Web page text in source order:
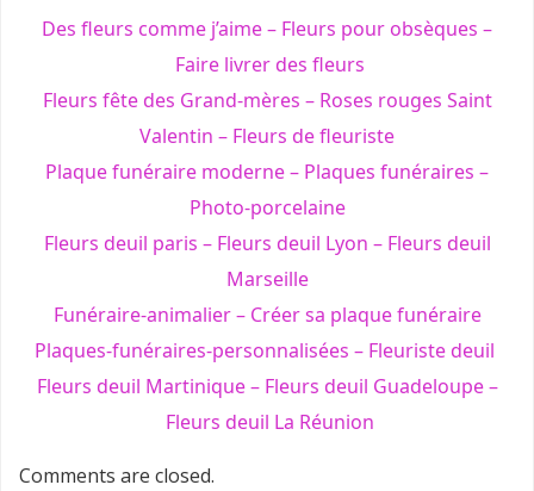
Des fleurs comme j’aime– Fleurs pour obsèques –
Faire livrer des fleurs
Fleurs fête des Grand-mères – Roses rouges Saint
Valentin – Fleurs de fleuriste
Plaque funéraire moderne– Plaques funéraires –
Photo-porcelaine
Fleurs deuil paris – Fleurs deuil Lyon – Fleurs deuil
Marseille
Funéraire-animalier– Créer sa plaque funéraire
Plaques-funéraires-personnalisées – Fleuriste deuil
Fleurs deuil Martinique– Fleurs deuil Guadeloupe–
Fleurs deuil La Réunion
Comments are closed.